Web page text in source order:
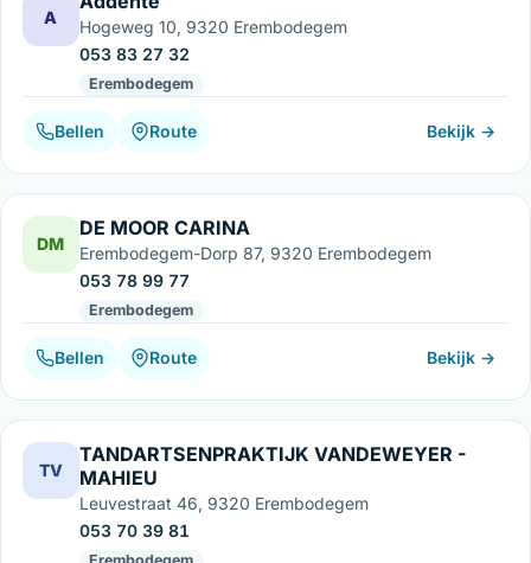
A
Hogeweg 10, 9320 Erembodegem
053 83 27 32
Erembodegem
Bellen Route Bekijk →
DM
DE MOOR CARINA
Erembodegem-Dorp 87, 9320 Erembodegem
053 78 99 77
Erembodegem
Bellen Route Bekijk →
TV
TANDARTSENPRAKTIJK VANDEWEYER -
MAHIEU
Leuvestraat 46, 9320 Erembodegem
053 70 39 81